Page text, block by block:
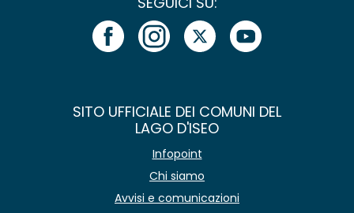
SITO UFFICIALE DEI COMUNI DEL
LAGO D'ISEO
Infopoint
Chi siamo
Avvisi e comunicazioni